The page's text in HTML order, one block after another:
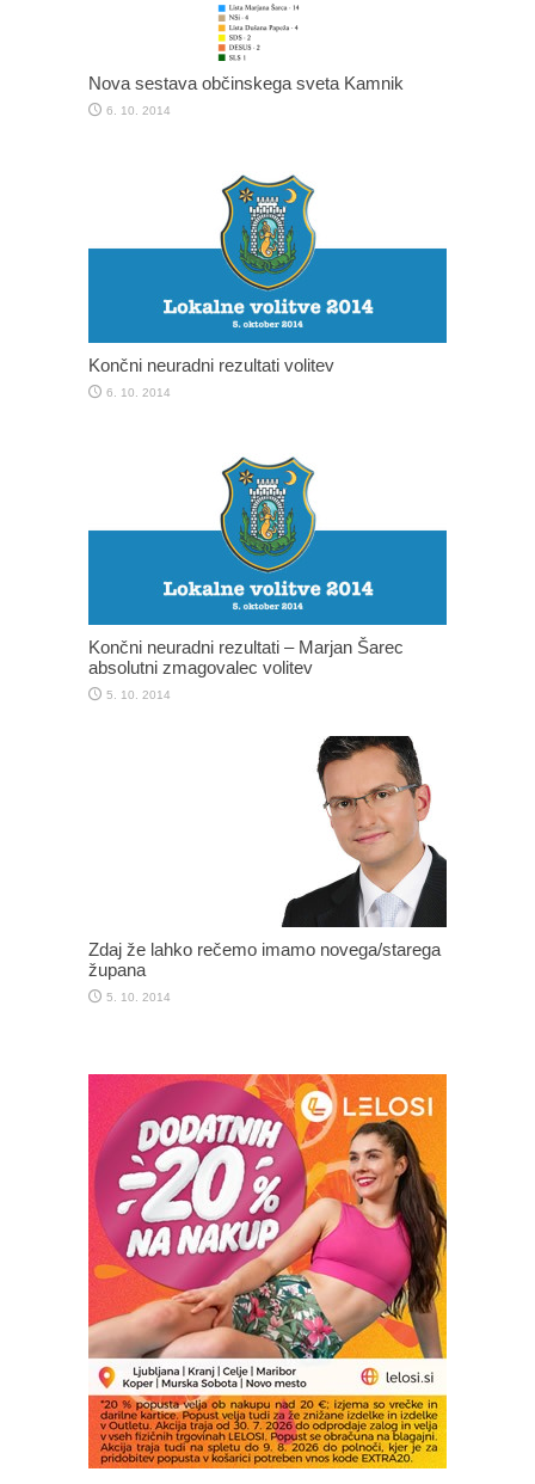
Nova sestava občinskega sveta Kamnik
6. 10. 2014
Končni neuradni rezultati volitev
6. 10. 2014
Končni neuradni rezultati – Marjan Šarec
absolutni zmagovalec volitev
5. 10. 2014
Zdaj že lahko rečemo imamo novega/starega
župana
5. 10. 2014